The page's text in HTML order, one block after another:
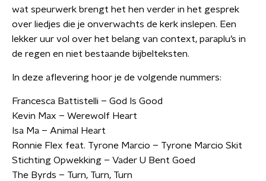
wat speurwerk brengt het hen verder in het gesprek
over liedjes die je onverwachts de kerk inslepen. Een
lekker uur vol over het belang van context, paraplu’s in
de regen en niet bestaande bijbelteksten.
In deze aflevering hoor je de volgende nummers:
Francesca Battistelli – God Is Good
Kevin Max – Werewolf Heart
Isa Ma – Animal Heart
Ronnie Flex feat. Tyrone Marcio – Tyrone Marcio Skit
Stichting Opwekking – Vader U Bent Goed
The Byrds – Turn, Turn, Turn